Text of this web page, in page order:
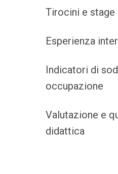
Tirocini e stage
Esperienza
Indicatori di
occupazione
Valutazione e
didattica